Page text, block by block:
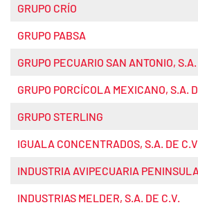
GRUPO CRÍO
GRUPO PABSA
GRUPO PECUARIO SAN ANTONIO, S.A.
GRUPO PORCÍCOLA MEXICANO, S.A.
GRUPO STERLING
IGUALA CONCENTRADOS, S.A. DE C.V.
INDUSTRIA AVIPECUARIA
INDUSTRIAS MELDER, S.A. DE C.V.